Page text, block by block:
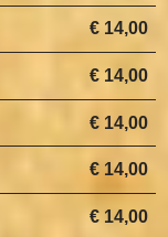
€ 14,00
€ 14,00
€ 14,00
€ 14,00
€ 14,00